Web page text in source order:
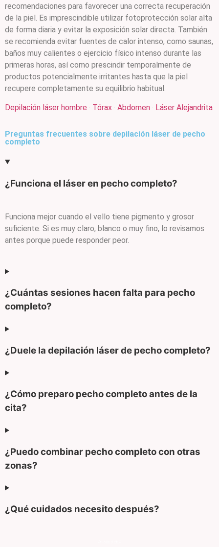
recomendaciones para favorecer una correcta recuperación
de la piel. Es imprescindible utilizar fotoprotección solar alta
de forma diaria y evitar la exposición solar directa. También
se recomienda evitar fuentes de calor intenso, como saunas,
baños muy calientes o ejercicio físico intenso durante las
primeras horas, así como prescindir temporalmente de
productos potencialmente irritantes hasta que la piel
recupere completamente su equilibrio habitual.
Depilación láser hombre · Tórax · Abdomen · Láser Alejandrita
Preguntas frecuentes sobre depilación láser de pecho
completo
¿Funciona el láser en pecho completo?
Funciona mejor cuando el vello tiene pigmento y grosor
suficiente. Si es muy claro, blanco o muy fino, lo revisamos
antes porque puede responder peor.
¿Cuántas sesiones hacen falta para pecho
completo?
¿Duele la depilación láser de pecho completo?
¿Cómo preparo pecho completo antes de la
cita?
¿Puedo combinar pecho completo con otras
zonas?
¿Qué cuidados necesito después?